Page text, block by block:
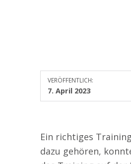
VERÖFFENTLICH:
7. April 2023
Ein richtiges
dazu gehören,